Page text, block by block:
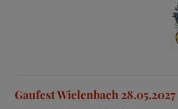
Gaufest Wielenbach 28.05.2027